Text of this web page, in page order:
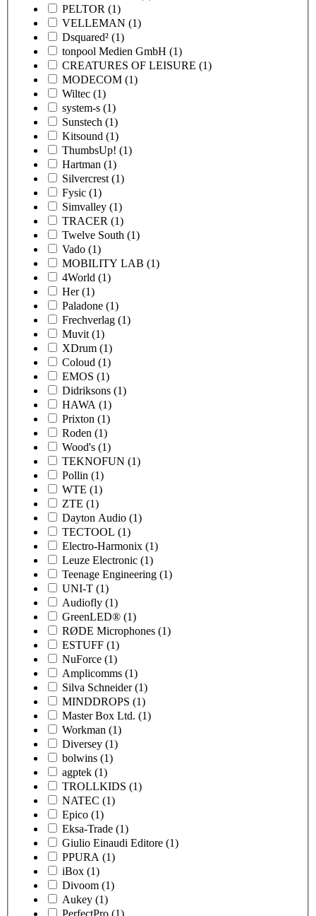
PELTOR (1)
VELLEMAN (1)
Dsquared² (1)
tonpool Medien GmbH (1)
CREATURES OF LEISURE (1)
MODECOM (1)
Wiltec (1)
system-s (1)
Sunstech (1)
Kitsound (1)
ThumbsUp! (1)
Hartman (1)
Silvercrest (1)
Fysic (1)
Simvalley (1)
TRACER (1)
Twelve South (1)
Vado (1)
MOBILITY LAB (1)
4World (1)
Her (1)
Paladone (1)
Frechverlag (1)
Muvit (1)
XDrum (1)
Coloud (1)
EMOS (1)
Didriksons (1)
HAWA (1)
Prixton (1)
Roden (1)
Wood's (1)
TEKNOFUN (1)
Pollin (1)
WTE (1)
ZTE (1)
Dayton Audio (1)
TECTOOL (1)
Electro-Harmonix (1)
Leuze Electronic (1)
Teenage Engineering (1)
UNI-T (1)
Audiofly (1)
GreenLED® (1)
RØDE Microphones (1)
ESTUFF (1)
NuForce (1)
Amplicomms (1)
Silva Schneider (1)
MINDDROPS (1)
Master Box Ltd. (1)
Workman (1)
Diversey (1)
bolwins (1)
agptek (1)
TROLLKIDS (1)
NATEC (1)
Epico (1)
Eksa-Trade (1)
Giulio Einaudi Editore (1)
PPURA (1)
iBox (1)
Divoom (1)
Aukey (1)
PerfectPro (1)